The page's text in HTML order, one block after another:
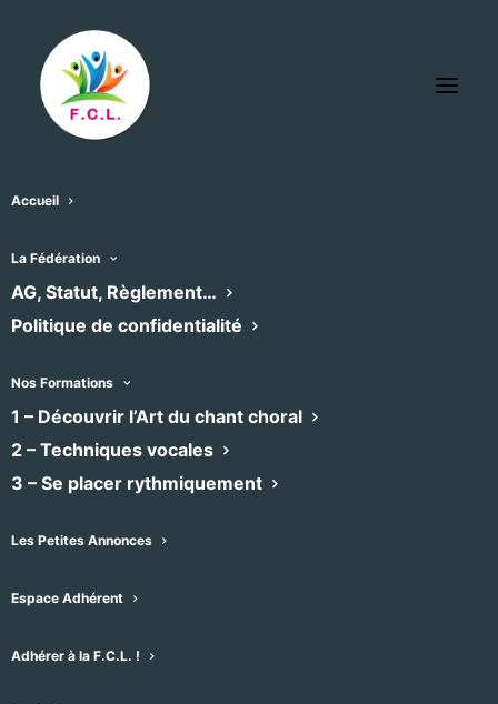
Accueil
La Fédération
AG, Statut, Règlement…
Politique de confidentialité
Nos Formations
1 – Découvrir l’Art du chant choral
2 – Techniques vocales
3 – Se placer rythmiquement
Les Petites Annonces
Espace Adhérent
Adhérer à la F.C.L. !